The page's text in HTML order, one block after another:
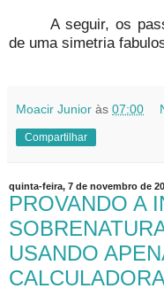
A seguir, os
de uma simetria
Moacir Junior às 07:00
Compartilhar
quinta-feira, 7 de novembro de
PROVANDO A
USANDO